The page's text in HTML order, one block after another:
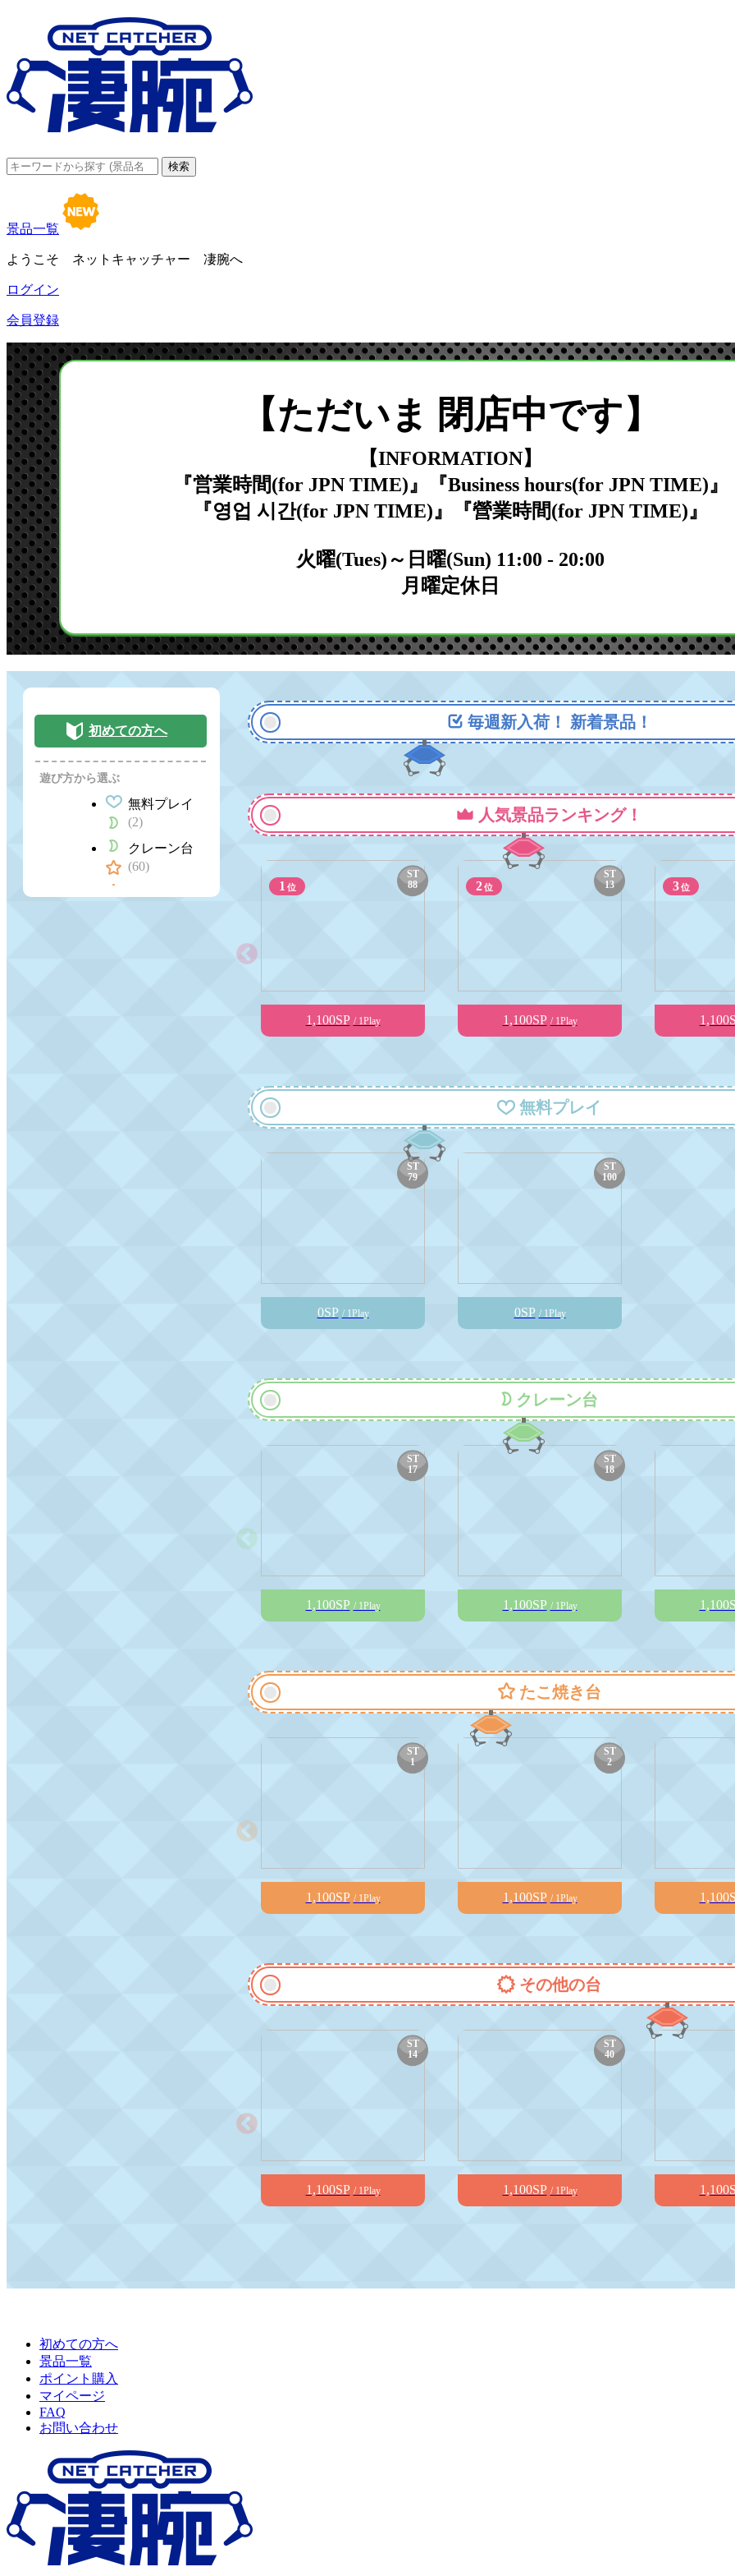
景品一覧
ようこそ ネットキャッチャー 凄腕へ
ログイン
会員登録
【ただいま 閉店中です】
【INFORMATION】
『営業時間(for JPN TIME)』『Business hours(for JPN TIME)』
『영업 시간(for JPN TIME)』『營業時間(for JPN TIME)』
火曜(Tues)～日曜(Sun) 11:00 - 20:00
月曜定休日
毎週新入荷！ 新着景品！
人気景品ランキング！
1,100SP / 1Play
1 位
ST
88
1,100SP / 1Play
2 位
ST
13
3 位
無料プレイ
0SP / 1Play
ST
79
0SP / 1Play
ST
100
クレーン台
1,100SP / 1Play
ST
17
1,100SP / 1Play
ST
18
たこ焼き台
1,100SP / 1Play
ST
1
1,100SP / 1Play
ST
2
その他の台
1,100SP / 1Play
ST
14
1,100SP / 1Play
ST
40
初めての方へ
遊び方から選ぶ
無料プレイ
(2)
クレーン台
(60)
初めての方へ
景品一覧
ポイント購入
マイページ
FAQ
お問い合わせ